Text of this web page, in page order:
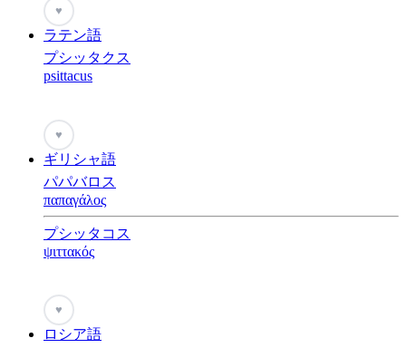
♥
ラテン語
プシッタクス
psittacus
♥
ギリシャ語
パパバロス
παπαγάλος
プシッタコス
ψιττακός
♥
ロシア語